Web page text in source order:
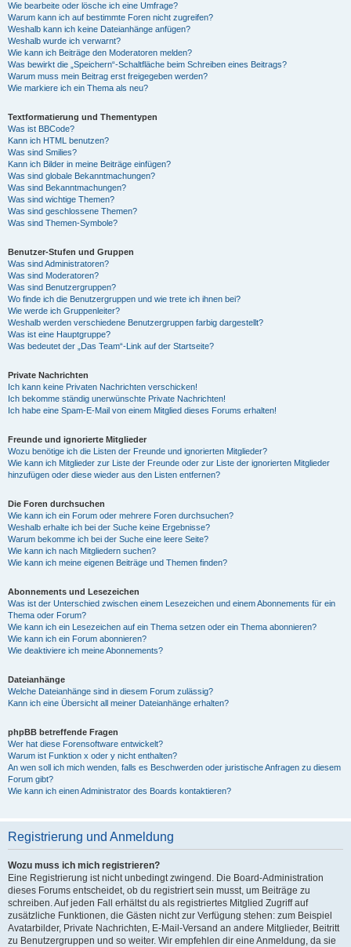
Wie bearbeite oder lösche ich eine Umfrage?
Warum kann ich auf bestimmte Foren nicht zugreifen?
Weshalb kann ich keine Dateianhänge anfügen?
Weshalb wurde ich verwarnt?
Wie kann ich Beiträge den Moderatoren melden?
Was bewirkt die „Speichern“-Schaltfläche beim Schreiben eines Beitrags?
Warum muss mein Beitrag erst freigegeben werden?
Wie markiere ich ein Thema als neu?
Textformatierung und Thementypen
Was ist BBCode?
Kann ich HTML benutzen?
Was sind Smilies?
Kann ich Bilder in meine Beiträge einfügen?
Was sind globale Bekanntmachungen?
Was sind Bekanntmachungen?
Was sind wichtige Themen?
Was sind geschlossene Themen?
Was sind Themen-Symbole?
Benutzer-Stufen und Gruppen
Was sind Administratoren?
Was sind Moderatoren?
Was sind Benutzergruppen?
Wo finde ich die Benutzergruppen und wie trete ich ihnen bei?
Wie werde ich Gruppenleiter?
Weshalb werden verschiedene Benutzergruppen farbig dargestellt?
Was ist eine Hauptgruppe?
Was bedeutet der „Das Team“-Link auf der Startseite?
Private Nachrichten
Ich kann keine Privaten Nachrichten verschicken!
Ich bekomme ständig unerwünschte Private Nachrichten!
Ich habe eine Spam-E-Mail von einem Mitglied dieses Forums erhalten!
Freunde und ignorierte Mitglieder
Wozu benötige ich die Listen der Freunde und ignorierten Mitglieder?
Wie kann ich Mitglieder zur Liste der Freunde oder zur Liste der ignorierten Mitglieder
hinzufügen oder diese wieder aus den Listen entfernen?
Die Foren durchsuchen
Wie kann ich ein Forum oder mehrere Foren durchsuchen?
Weshalb erhalte ich bei der Suche keine Ergebnisse?
Warum bekomme ich bei der Suche eine leere Seite?
Wie kann ich nach Mitgliedern suchen?
Wie kann ich meine eigenen Beiträge und Themen finden?
Abonnements und Lesezeichen
Was ist der Unterschied zwischen einem Lesezeichen und einem Abonnements für ein
Thema oder Forum?
Wie kann ich ein Lesezeichen auf ein Thema setzen oder ein Thema abonnieren?
Wie kann ich ein Forum abonnieren?
Wie deaktiviere ich meine Abonnements?
Dateianhänge
Welche Dateianhänge sind in diesem Forum zulässig?
Kann ich eine Übersicht all meiner Dateianhänge erhalten?
phpBB betreffende Fragen
Wer hat diese Forensoftware entwickelt?
Warum ist Funktion x oder y nicht enthalten?
An wen soll ich mich wenden, falls es Beschwerden oder juristische Anfragen zu diesem
Forum gibt?
Wie kann ich einen Administrator des Boards kontaktieren?
Registrierung und Anmeldung
Wozu muss ich mich registrieren?
Eine Registrierung ist nicht unbedingt zwingend. Die Board-Administration
dieses Forums entscheidet, ob du registriert sein musst, um Beiträge zu
schreiben. Auf jeden Fall erhältst du als registriertes Mitglied Zugriff auf
zusätzliche Funktionen, die Gästen nicht zur Verfügung stehen: zum Beispiel
Avatarbilder, Private Nachrichten, E-Mail-Versand an andere Mitglieder, Beitritt
zu Benutzergruppen und so weiter. Wir empfehlen dir eine Anmeldung, da sie